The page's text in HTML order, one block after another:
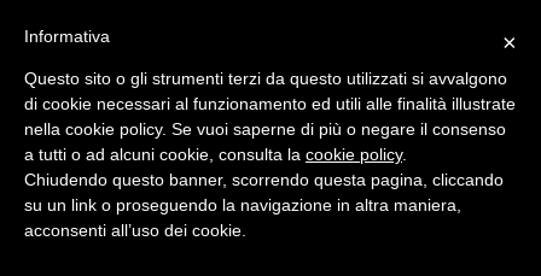
Curiosità
Gangnam Style: 2 miliardi di
visualizzazioni su YouTube
di Redazione
×
Informativa
Questo sito o gli strumenti terzi da questo utilizzati si avvalgono
di cookie necessari al funzionamento ed utili alle finalità illustrate
nella cookie policy. Se vuoi saperne di più o negare il consenso
a tutti o ad alcuni cookie, consulta la cookie policy.
Chiudendo questo banner, scorrendo questa pagina, cliccando
su un link o proseguendo la navigazione in altra maniera,
acconsenti all’uso dei cookie.